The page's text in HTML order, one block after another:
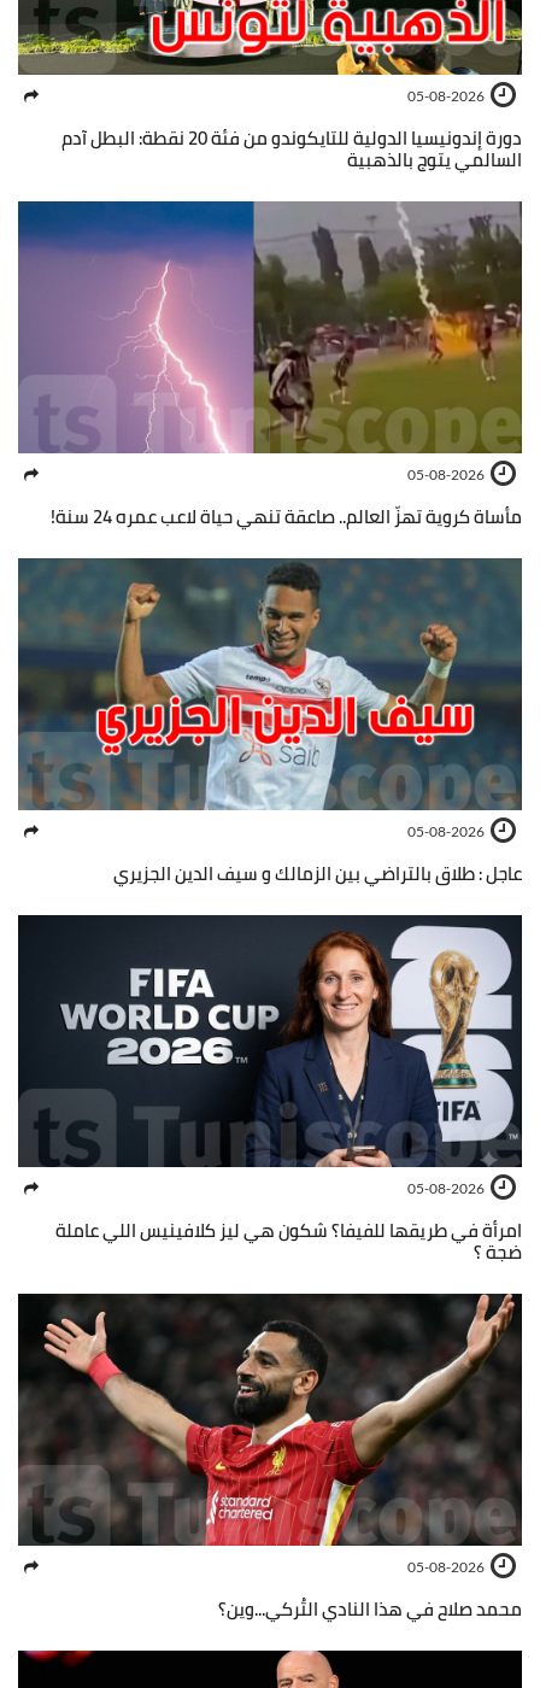
05-08-2026
دورة إندونيسيا الدولية للتايكوندو من فئة 20 نقطة: البطل آدم
السالمي يتوج بالذهبية
05-08-2026
مأساة كروية تهزّ العالم.. صاعقة تنهي حياة لاعب عمره 24 سنة!
05-08-2026
عاجل : طلاق بالتراضي بين الزمالك و سيف الدين الجزيري
05-08-2026
امرأة في طريقها للفيفا؟ شكون هي ليز كلافينيس اللي عاملة
ضجة ؟
05-08-2026
محمد صلاح في هذا النادي التُركي...وين؟